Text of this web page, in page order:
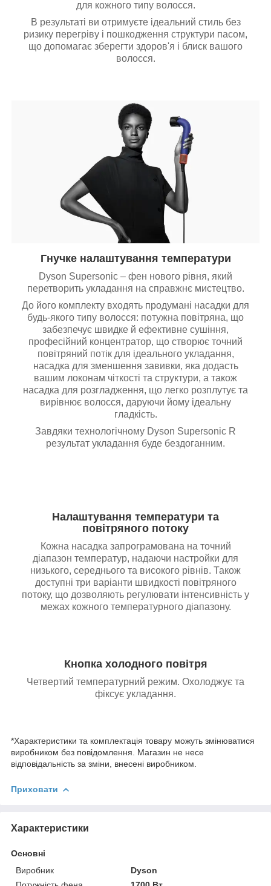
для кожного типу волосся.
В результаті ви отримуєте ідеальний стиль без
ризику перегріву і пошкодження структури пасом,
що допомагає зберегти здоров'я і блиск вашого
волосся.
Гнучке налаштування температури
Dyson Supersonic – фен нового рівня, який
перетворить укладання на справжнє мистецтво.
До його комплекту входять продумані насадки для
будь-якого типу волосся: потужна повітряна, що
забезпечує швидке й ефективне сушіння,
професійний концентратор, що створює точний
повітряний потік для ідеального укладання,
насадка для зменшення завивки, яка додасть
вашим локонам чіткості та структури, а також
насадка для розгладження, що легко розплутує та
вирівнює волосся, даруючи йому ідеальну
гладкість.
Завдяки технологічному Dyson Supersonic R
результат укладання буде бездоганним.
Налаштування температури та
повітряного потоку
Кожна насадка запрограмована на точний
діапазон температур, надаючи настройки для
низького, середнього та високого рівнів. Також
доступні три варіанти швидкості повітряного
потоку, що дозволяють регулювати інтенсивність у
межах кожного температурного діапазону.
Кнопка холодного повітря
Четвертий температурний режим. Охолоджує та
фіксує укладання.
*Характеристики та комплектація товару можуть змінюватися
виробником без повідомлення. Магазин не несе
відповідальність за зміни, внесені виробником.
Приховати
Характеристики
Основні
Виробник
Dyson